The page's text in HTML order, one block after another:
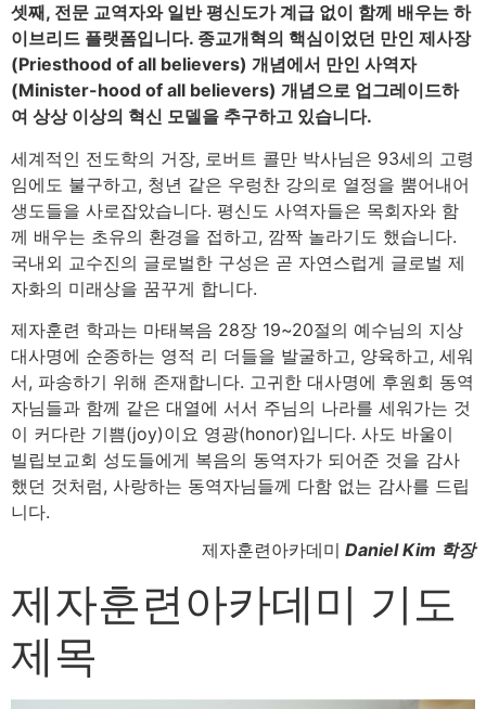
셋째, 전문 교역자와 일반 평신도가 계급 없이 함께 배우는 하
이브리드 플랫폼입니다. 종교개혁의 핵심이었던 만인 제사장
(Priesthood of all believers) 개념에서 만인 사역자
(Minister-hood of all believers) 개념으로 업그레이드하
여 상상 이상의 혁신 모델을 추구하고 있습니다.
세계적인 전도학의 거장, 로버트 콜만 박사님은 93세의 고령
임에도 불구하고, 청년 같은 우렁찬 강의로 열정을 뿜어내어
생도들을 사로잡았습니다. 평신도 사역자들은 목회자와 함
께 배우는 초유의 환경을 접하고, 깜짝 놀라기도 했습니다.
국내외 교수진의 글로벌한 구성은 곧 자연스럽게 글로벌 제
자화의 미래상을 꿈꾸게 합니다.
제자훈련 학과는 마태복음 28장 19~20절의 예수님의 지상
대사명에 순종하는 영적 리 더들을 발굴하고, 양육하고, 세워
서, 파송하기 위해 존재합니다. 고귀한 대사명에 후원회 동역
자님들과 함께 같은 대열에 서서 주님의 나라를 세워가는 것
이 커다란 기쁨(joy)이요 영광(honor)입니다. 사도 바울이
빌립보교회 성도들에게 복음의 동역자가 되어준 것을 감사
했던 것처럼, 사랑하는 동역자님들께 다함 없는 감사를 드립
니다.
제자훈련아카데미 Daniel Kim 학장
제자훈련아카데미 기도
제목